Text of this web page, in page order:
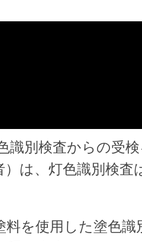
識別検査からの受
）は、灯色識別検査
料を使用した塗色